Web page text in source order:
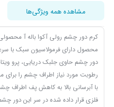
مشاهده همه ویژگی‌ها
کرم دور چشم رولی آکوا باله آ
محصول دارای فرمولاسیون سبک با
رطوبت مورد نیاز اطراف چشم را
با آبرسانی بالا به کاهش پف اطراف
فلزی قرار داده شده در سر این دور